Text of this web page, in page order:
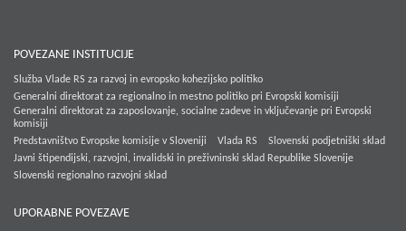
POVEZANE INSTITUCIJE
Služba Vlade RS za razvoj in evropsko kohezijsko politiko
Generalni direktorat za regionalno in mestno politiko pri Evropski komisiji
Generalni direktorat za zaposlovanje, socialne zadeve in vključevanje pri Evropski
komisiji
Predstavništvo Evropske komisije v Sloveniji
Vlada RS
Slovenski podjetniški sklad
Javni štipendijski, razvojni, invalidski in preživninski sklad Republike Slovenije
Slovenski regionalno razvojni sklad
UPORABNE POVEZAVE